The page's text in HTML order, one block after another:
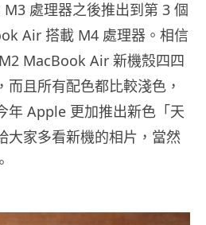
處理器之後推出到第 3 個
Air 搭載 M4 處理器。相信
MacBook Air 新機殼四四
而且所有配色都比較淺色，
年 Apple 更加推出新色「天
大家多看新機的相片，當然